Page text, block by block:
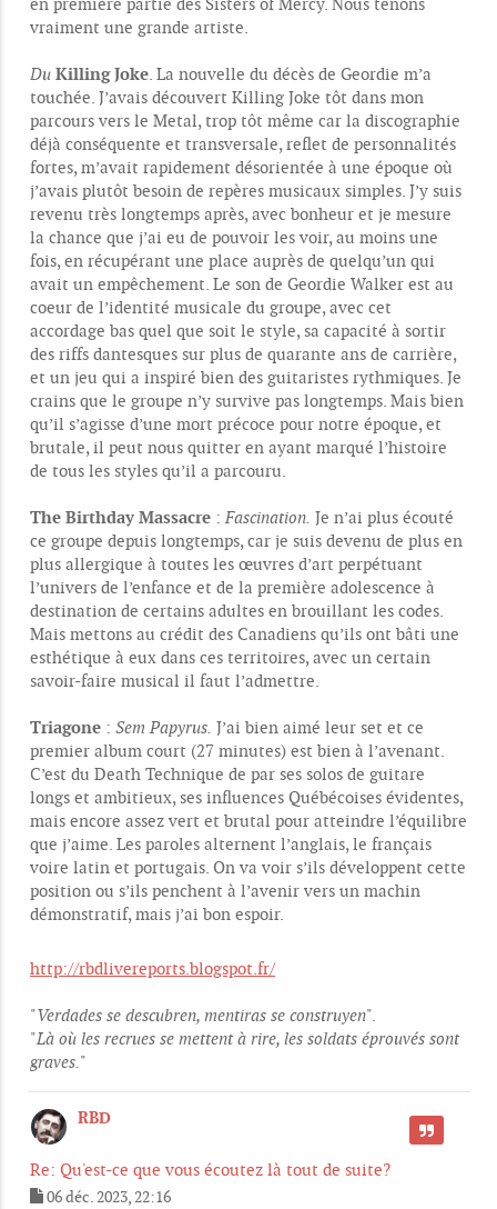
vraiment une grande artiste.
Du Killing Joke. La nouvelle du décès de Geordie m’a
touchée. J’avais découvert Killing Joke tôt dans mon
parcours vers le Metal, trop tôt même car la discographie
déjà conséquente et transversale, reflet de personnalités
fortes, m’avait rapidement désorientée à une époque où
j’avais plutôt besoin de repères musicaux simples. J’y suis
revenu très longtemps après, avec bonheur et je mesure
la chance que j’ai eu de pouvoir les voir, au moins une
fois, en récupérant une place auprès de quelqu’un qui
avait un empêchement. Le son de Geordie Walker est au
coeur de l’identité musicale du groupe, avec cet
accordage bas quel que soit le style, sa capacité à sortir
des riffs dantesques sur plus de quarante ans de carrière,
et un jeu qui a inspiré bien des guitaristes rythmiques. Je
crains que le groupe n’y survive pas longtemps. Mais bien
qu’il s’agisse d’une mort précoce pour notre époque, et
brutale, il peut nous quitter en ayant marqué l’histoire
de tous les styles qu’il a parcouru.
The Birthday Massacre :Fascination. Je n’ai plus écouté
ce groupe depuis longtemps, car je suis devenu de plus en
plus allergique à toutes les œuvres d’art perpétuant
l’univers de l’enfance et de la première adolescence à
destination de certains adultes en brouillant les codes.
Mais mettons au crédit des Canadiens qu’ils ont bâti une
esthétique à eux dans ces territoires, avec un certain
savoir-faire musical il faut l’admettre.
Triagone : Sem Papyrus. J’ai bien aimé leur set et ce
premier album court (27 minutes) est bien à l’avenant.
C’est du Death Technique de par ses solos de guitare
longs et ambitieux, ses influences Québécoises évidentes,
mais encore assez vert et brutal pour atteindre l’équilibre
que j’aime. Les paroles alternent l’anglais, le français
voire latin et portugais. On va voir s’ils développent cette
position ou s’ils penchent à l’avenir vers un machin
démonstratif, mais j’ai bon espoir.
http://rbdlivereports.blogspot.fr/
"Verdades se descubren, mentiras se construyen".
"Là où les recrues se mettent à rire, les soldats éprouvés sont
graves."
RBD
Re: Qu'est-ce que vous écoutez là tout de suite?
CITER
06 déc. 2023, 22:16